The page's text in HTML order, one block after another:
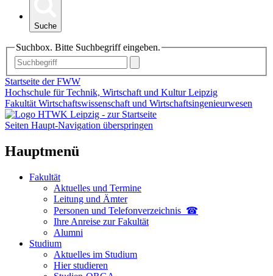
Suche
Suchbox. Bitte Suchbegriff eingeben.
Startseite der FWW
Hochschule für Technik, Wirtschaft und Kultur Leipzig
Fakultät Wirtschaftswissenschaft und Wirtschaftsingenieurwesen
Seiten Haupt-Navigation überspringen
Hauptmenü
Fakultät
Aktuelles und Termine
Leitung und Ämter
Personen und Telefon­verzeichnis ☎
Ihre Anreise zur Fakultät
Alumni
Studium
Aktuelles im Studium
Hier studieren